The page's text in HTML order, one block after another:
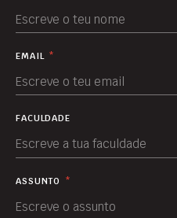
EMAIL *
FACULDADE
ASSUNTO *